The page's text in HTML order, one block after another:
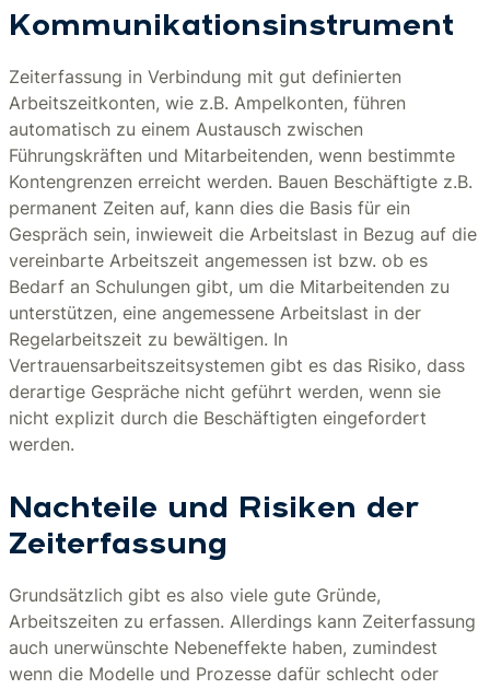
Kommunikationsinstrument
Zeiterfassung in Verbindung mit gut definierten
Arbeitszeitkonten, wie z.B. Ampelkonten, führen
automatisch zu einem Austausch zwischen
Führungskräften und Mitarbeitenden, wenn bestimmte
Kontengrenzen erreicht werden. Bauen Beschäftigte z.B.
permanent Zeiten auf, kann dies die Basis für ein
Gespräch sein, inwieweit die Arbeitslast in Bezug auf die
vereinbarte Arbeitszeit angemessen ist bzw. ob es
Bedarf an Schulungen gibt, um die Mitarbeitenden zu
unterstützen, eine angemessene Arbeitslast in der
Regelarbeitszeit zu bewältigen. In
Vertrauensarbeitszeitsystemen gibt es das Risiko, dass
derartige Gespräche nicht geführt werden, wenn sie
nicht explizit durch die Beschäftigten eingefordert
werden.
Nachteile und Risiken der
Zeiterfassung
Grundsätzlich gibt es also viele gute Gründe,
Arbeitszeiten zu erfassen. Allerdings kann Zeiterfassung
auch unerwünschte Nebeneffekte haben, zumindest
wenn die Modelle und Prozesse dafür schlecht oder